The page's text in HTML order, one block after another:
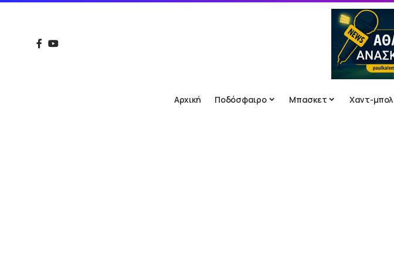
Αρχική Ποδόσφαιρο Μπασκετ Χαντ-μπολ